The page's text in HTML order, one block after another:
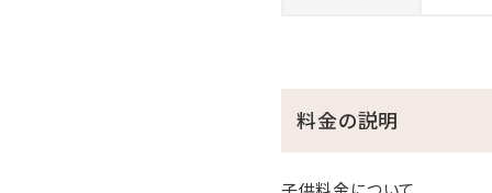
※お食事代は現地でお支払
料金の説明